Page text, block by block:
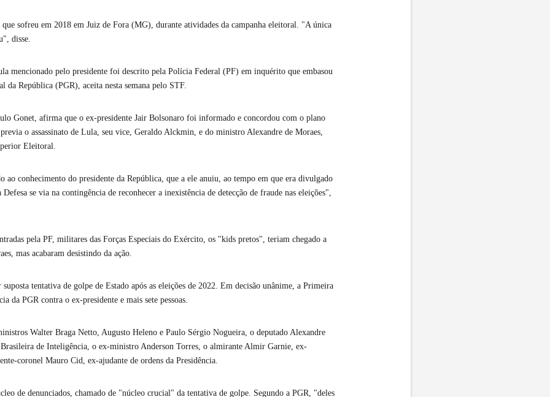
que sofreu em 2018 em Juiz de Fora (MG), durante atividades da campanha eleitoral. "A única
disse.
mencionado pelo presidente foi descrito pela Polícia Federal (PF) em inquérito que embasou
da República (PGR), aceita nesta semana pelo STF.
Gonet, afirma que o ex-presidente Jair Bolsonaro foi informado e concordou com o plano
o assassinato de Lula, seu vice, Geraldo Alckmin, e do ministro Alexandre de Moraes,
Eleitoral.
ao conhecimento do presidente da República, que a ele anuiu, ao tempo em que era divulgado
se via na contingência de reconhecer a inexistência de detecção de fraude nas eleições",
pela PF, militares das Forças Especiais do Exército, os "kids pretos", teriam chegado a
mas acabaram desistindo da ação.
tentativa de golpe de Estado após as eleições de 2022. Em decisão unânime, a Primeira
da PGR contra o ex-presidente e mais sete pessoas.
Walter Braga Netto, Augusto Heleno e Paulo Sérgio Nogueira, o deputado Alexandre
Brasileira de Inteligência, o ex-ministro Anderson Torres, o almirante Almir Garnie, ex-
coronel Mauro Cid, ex-ajudante de ordens da Presidência.
de denunciados, chamado de "núcleo crucial" da tentativa de golpe. Segundo a PGR, "deles